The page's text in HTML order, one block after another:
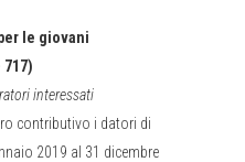
le giovani
interessati
contributivo i datori di
2019 al 31 dicembre